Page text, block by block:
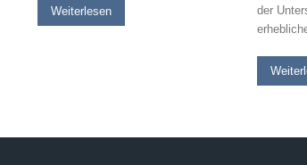
Weiterlesen
der